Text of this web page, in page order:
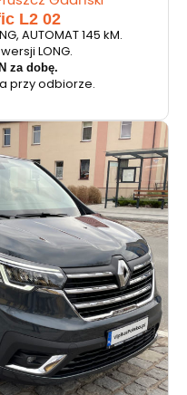
L2 02
AUTOMAT 145 kM.
LONG.
za dobę.
przy odbiorze.